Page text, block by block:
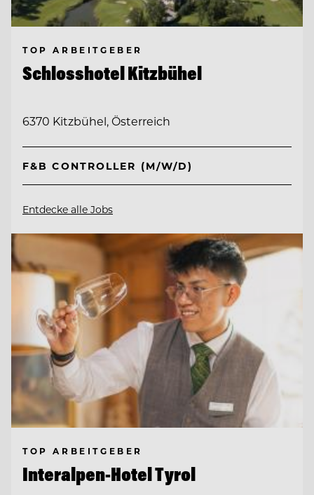
TOP ARBEITGEBER
Schlosshotel Kitzbühel
6370 Kitzbühel, Österreich
F&B CONTROLLER (M/W/D)
Entdecke alle Jobs
TOP ARBEITGEBER
Interalpen-Hotel Tyrol